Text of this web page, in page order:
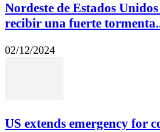
Nordeste de Estados
recibir una fuerte
02/12/2024
US extends emergency for